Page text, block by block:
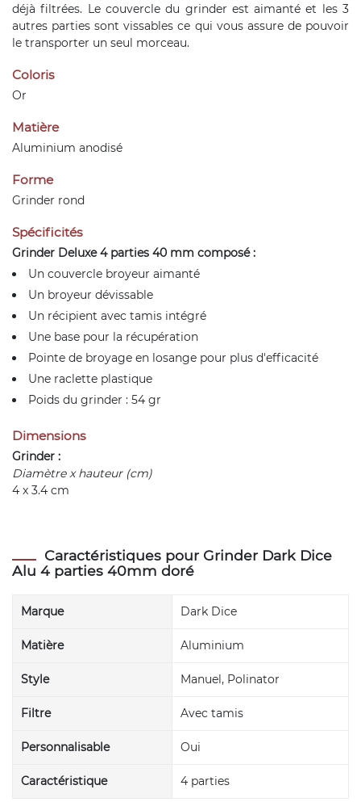
déjà filtrées. Le couvercle du grinder est aimanté et les 3
autres parties sont vissables ce qui vous assure de pouvoir
le transporter un seul morceau.
Coloris
Or
Matière
Aluminium anodisé
Forme
Grinder rond
Spécificités
Grinder Deluxe 4 parties 40 mm composé :
Un couvercle broyeur aimanté
Un broyeur dévissable
Un récipient avec tamis intégré
Une base pour la récupération
Pointe de broyage en losange pour plus d'efficacité
Une raclette plastique
Poids du grinder : 54 gr
Dimensions
Grinder :
Diamètre x hauteur (cm)
4 x 3.4 cm
Caractéristiques pour Grinder Dark Dice
Alu 4 parties 40mm doré
Marque Dark Dice
Matière Aluminium
Style Manuel, Polinator
Filtre Avec tamis
Personnalisable Oui
Caractéristique 4 parties